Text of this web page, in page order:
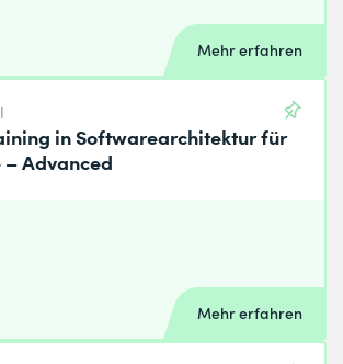
Mehr erfahren
in Softwarearchitektur für
Advanced
Mehr erfahren